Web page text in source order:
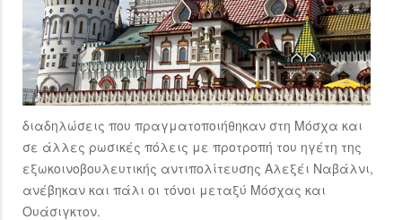
διαδηλώσεις που πραγματοποιήθηκαν στη Μόσχα και
σε άλλες ρωσικές πόλεις με προτροπή του ηγέτη της
εξωκοινοβουλευτικής αντιπολίτευσης Αλεξέι Ναβάλνι,
ανέβηκαν και πάλι οι τόνοι μεταξύ Μόσχας και
Ουάσιγκτον.